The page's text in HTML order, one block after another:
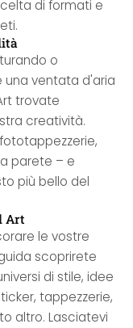
di formati e
o
ventata d'aria
trovate
creatività.
parete – e
più bello del
Art
le vostre
scoprirete
di stile, idee
tappezzerie,
altro. Lasciatevi